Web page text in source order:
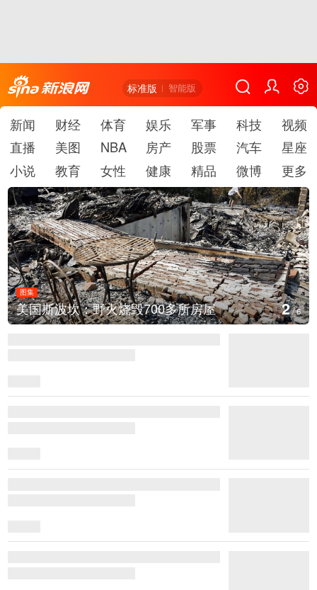
标准版 智能版
新闻 财经 体育 娱乐 军事 科技
视频
直播
美图 NBA 房产 股票 汽车
星座
小说
教育 女性 健康 精品 微博 更多
图集
美国斯波坎：野火烧毁700多所房屋 2/6